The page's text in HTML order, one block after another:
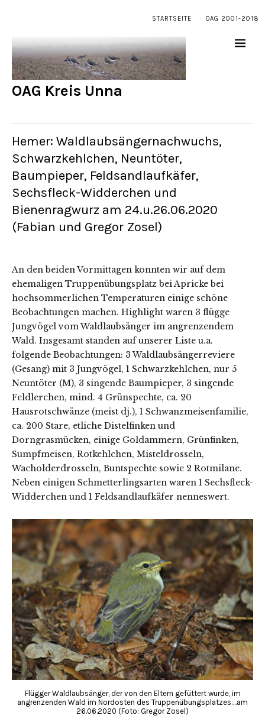
STARTSEITE OAG 2001-2018
OAG Kreis Unna
Hemer: Waldlaubsängernachwuchs,
Schwarzkehlchen, Neuntöter,
Baumpieper, Feldsandlaufkäfer,
Sechsfleck-Widderchen und
Bienenragwurz am 24.u.26.06.2020
(Fabian und Gregor Zosel)
An den beiden Vormittagen konnten wir auf dem
ehemaligen Truppenübungsplatz bei Apricke bei
hochsommerlichen Temperaturen einige schöne
Beobachtungen machen. Highlight waren 3 flügge
Jungvögel vom Waldlaubsänger im angrenzendem
Wald. Insgesamt standen auf unserer Liste u.a.
folgende Beobachtungen: 3 Waldlaubsängerreviere
(Gesang) mit 3 Jungvögel, 1 Schwarzkehlchen, nur 5
Neuntöter (M), 3 singende Baumpieper, 3 singende
Feldlerchen, mind. 4 Grünspechte, ca. 20
Hausrotschwänze (meist dj.), 1 Schwanzmeisenfamilie,
ca. 200 Stare, etliche Distelfinken und
Dorngrasmücken, einige Goldammern, Grünfinken,
Sumpfmeisen, Rotkehlchen, Misteldrosseln,
Wacholderdrosseln, Buntspechte sowie 2 Rotmilane.
Neben einigen Schmetterlingsarten waren 1 Sechsfleck-
Widderchen und 1 Feldsandlaufkäfer nenneswert.
Flügger Waldlaubsänger, der von den Eltern gefüttert wurde, im
angrenzenden Wald im Nordosten des Truppenübungsplatzes….am
26.06.2020 (Foto: Gregor Zosel)